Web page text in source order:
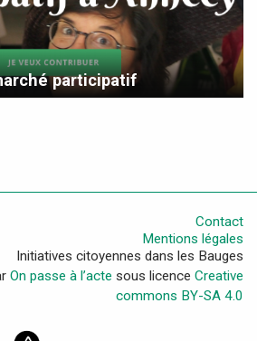
participatif
Contact
Mentions légales
Initiatives citoyennes dans les Bauges
On passe à l’acte sous licence Creative
commons BY-SA 4.0